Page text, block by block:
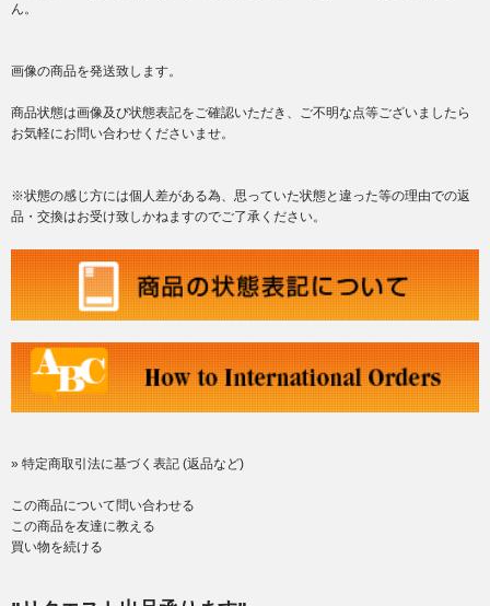
ん。
画像の商品を発送致します。
商品状態は画像及び状態表記をご確認いただき、ご不明な点等ございましたら
お気軽にお問い合わせくださいませ。
※状態の感じ方には個人差がある為、思っていた状態と違った等の理由での返
品・交換はお受け致しかねますのでご了承ください。
» 特定商取引法に基づく表記 (返品など)
この商品について問い合わせる
この商品を友達に教える
買い物を続ける